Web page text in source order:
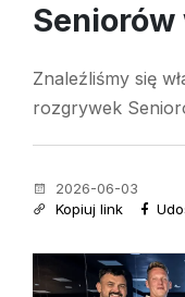
Seniorów
Znaleźliśmy się
rozgrywek
2026-06-03
Kopiuj link